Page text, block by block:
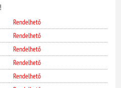
Rendelhető
Rendelhető
Rendelhető
Rendelhető
Rendelhető